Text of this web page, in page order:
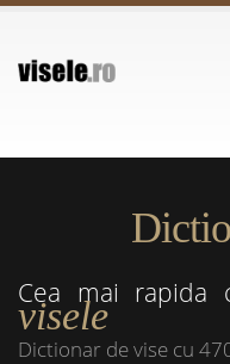
Cea mai rapida
visele
Dictionar de vise cu